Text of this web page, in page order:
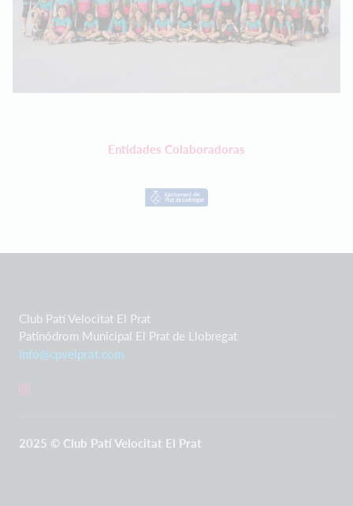
Entidades Colaboradoras
Club Patí Velocitat El Prat
Patinódrom Municipal El Prat de Llobregat
info@cpvelprat.com
2025 © Club Patí Velocitat El Prat